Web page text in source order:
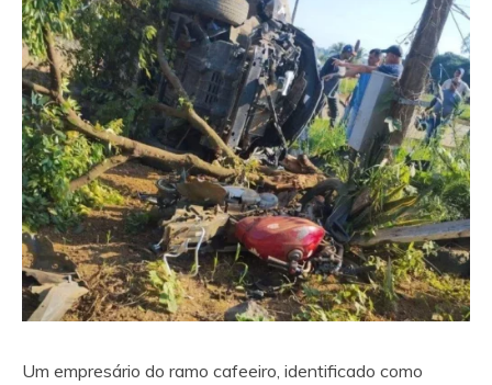
Um empresário do ramo cafeeiro, identificado como